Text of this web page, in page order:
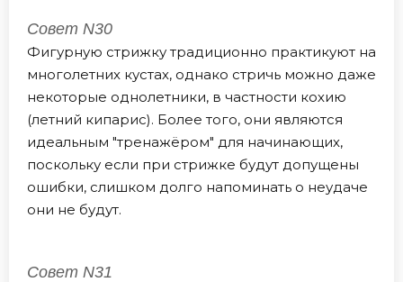
Совет N30
Фигурную стрижку традиционно практикуют на
многолетних кустах, однако стричь можно даже
некоторые однолетники, в частности кохию
(летний кипарис). Более того, они являются
идеальным "тренажёром" для начинающих,
поскольку если при стрижке будут допущены
ошибки, слишком долго напоминать о неудаче
они не будут.
Совет N31